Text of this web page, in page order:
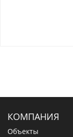
КОМПАНИЯ
Объекты